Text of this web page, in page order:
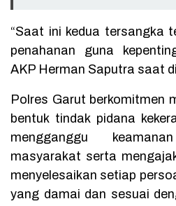
“Saat ini kedua tersangka
penahanan guna
AKP Herman Saputra saat
Polres Garut berkomitmen
bentuk tindak pidana
mengganggu
masyarakat serta
menyelesaikan setiap
yang damai dan sesuai